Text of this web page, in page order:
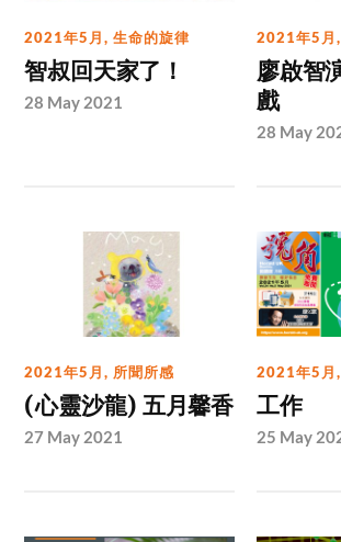
2021年5月,生命的旋律
智叔回天家了！
28 May 2021
2021年5月
廖啟智
戲
28 May
2021年5月, 所聞所感
(心靈沙龍) 五月馨香
27 May 2021
2021年5月
工作
25 May